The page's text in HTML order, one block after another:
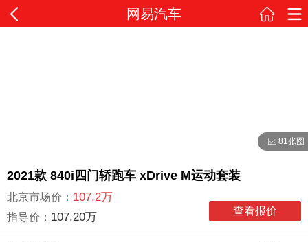
网易汽车
81张图
2021款 840i四门轿跑车 xDrive M运动套装
北京市场价： 107.2万
指导价： 107.20万 查看报价